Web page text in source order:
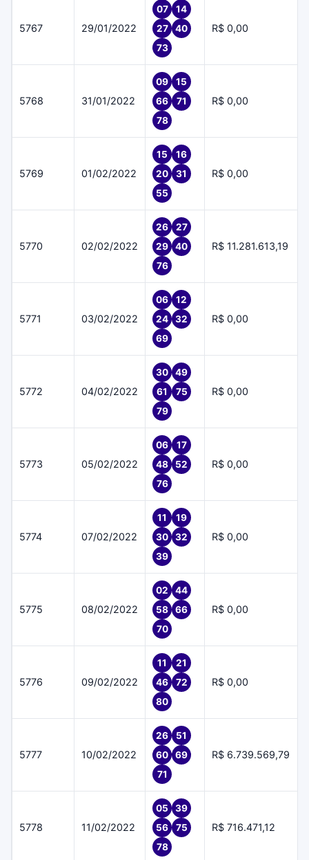
5767 29/01/2022
07
14
27
40
73
R$ 0,00
5768 31/01/2022
09
15
66
71
78
R$ 0,00
5769 01/02/2022
15
16
20
31
55
R$ 0,00
5770 02/02/2022
26
27
29
40
76
R$ 11.281.613,19
5771 03/02/2022
06
12
24
32
69
R$ 0,00
5772 04/02/2022
30
49
61
75
79
R$ 0,00
5773 05/02/2022
06
17
48
52
76
R$ 0,00
5774 07/02/2022
11
19
30
32
39
R$ 0,00
5775 08/02/2022
02
44
58
66
70
R$ 0,00
5776 09/02/2022
11
21
46
72
80
R$ 0,00
5777 10/02/2022
26
51
60
69
71
R$ 6.739.569,79
5778 11/02/2022
05
39
56
75
78
R$ 716.471,12